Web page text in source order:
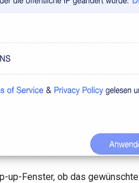
up-Fenster, ob das